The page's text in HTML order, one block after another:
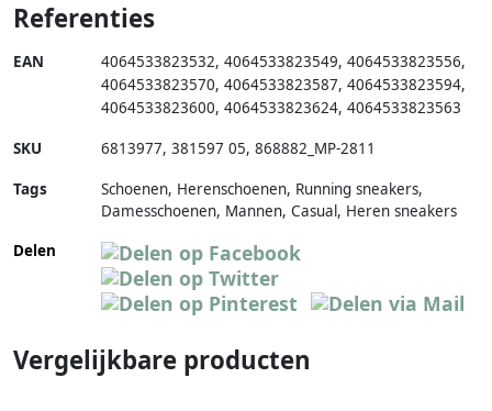
Referenties
EAN 4064533823532, 4064533823549, 4064533823556,
4064533823570, 4064533823587, 4064533823594,
4064533823600, 4064533823624, 4064533823563
SKU 6813977, 381597 05, 868882_MP-2811
Tags
Schoenen, Herenschoenen, Running sneakers,
Damesschoenen, Mannen, Casual, Heren sneakers
Delen
Vergelijkbare producten